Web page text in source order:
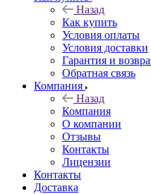
Назад
Как купить
Условия оплаты
Условия доставки
Гарантия и
Обратная связь
Компания
Назад
Компания
О компании
Отзывы
Контакты
Лицензии
Контакты
Доставка